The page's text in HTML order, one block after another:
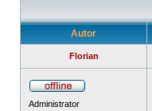
Autor
Florian
Administrator